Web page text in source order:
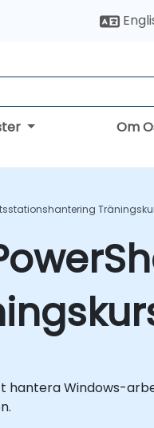
Om
Windows-